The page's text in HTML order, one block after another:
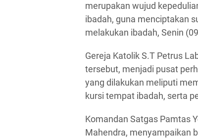
merupakan wujud
ibadah, guna menciptakan
melakukan ibadah, Senin
Gereja Katolik S.T Petrus
tersebut, menjadi pusat
yang dilakukan meliputi
kursi tempat ibadah, serta
Komandan Satgas Pamtas
Mahendra, menyampaikan